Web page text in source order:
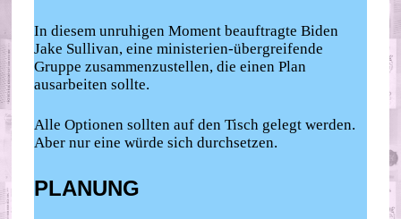
In diesem unruhigen Moment beauftragte Biden
Jake Sullivan, eine ministerien-übergreifende
Gruppe zusammenzustellen, die einen Plan
ausarbeiten sollte.
Alle Optionen sollten auf den Tisch gelegt werden.
Aber nur eine würde sich durchsetzen.
PLANUNG